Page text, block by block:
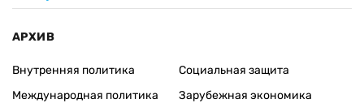
АРХИВ
Внутренняя политика
Международная политика
Социальная защита
Зарубежная экономика